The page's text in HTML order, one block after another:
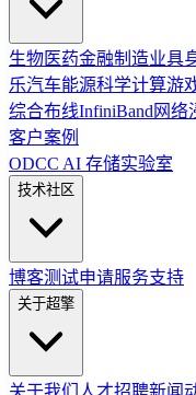
生物医药金融制造业具
乐汽车能源科学计算游
综合布线InfiniBand网络
客户案例
ODCC AI 存储实验室
技术社区
博客测试申请服务支持
关于超擎
关于我们 人才招聘新闻